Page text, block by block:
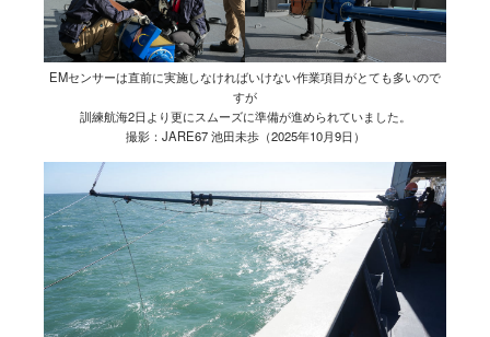
EMセンサーは直前に実施しなければいけない作業項目がとても多いので
すが
訓練航海2日より更にスムーズに準備が進められていました。
撮影：JARE67 池田未歩（2025年10月9日）